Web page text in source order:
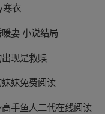
寒衣
妻 小说结局
现是救赎
妹免费阅读
手鱼人二代在线阅读